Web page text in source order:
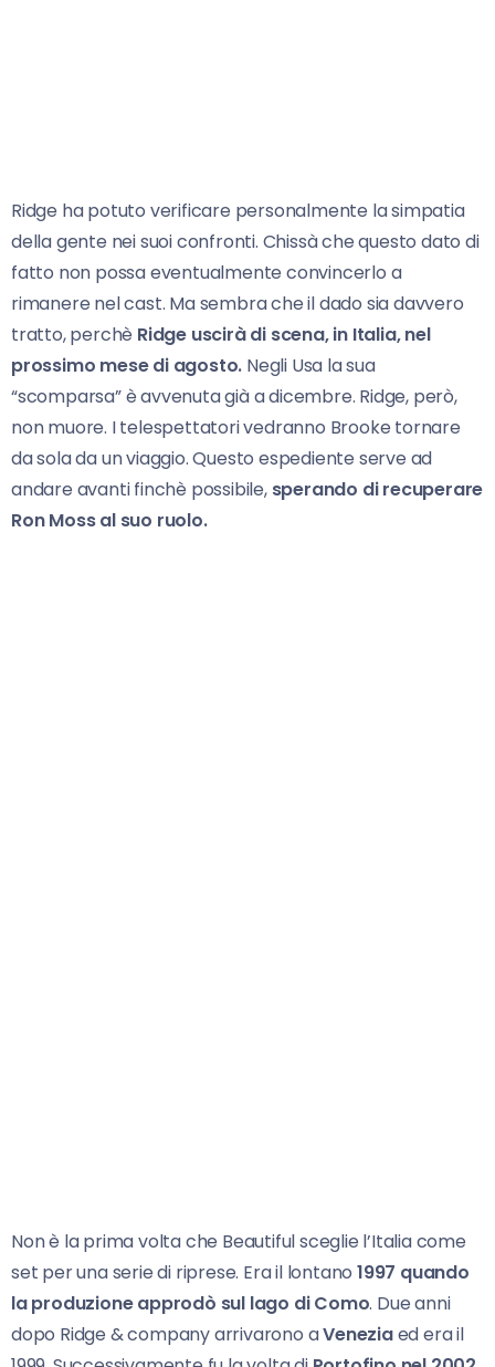
Ridge ha potuto verificare personalmente la simpatia
della gente nei suoi confronti. Chissà che questo dato di
fatto non possa eventualmente convincerlo a
rimanere nel cast. Ma sembra che il dado sia davvero
tratto, perchè Ridge uscirà di scena, in Italia, nel
prossimo mese di agosto. Negli Usa la sua
“scomparsa” è avvenuta già a dicembre. Ridge, però,
non muore. I telespettatori vedranno Brooke tornare
da sola da un viaggio. Questo espediente serve ad
andare avanti finchè possibile, sperando di recuperare
Ron Moss al suo ruolo.
Non è la prima volta che Beautiful sceglie l’Italia come
set per una serie di riprese. Era il lontano 1997 quando
la produzione approdò sul lago di Como. Due anni
dopo Ridge & company arrivarono aVeneziaed era il